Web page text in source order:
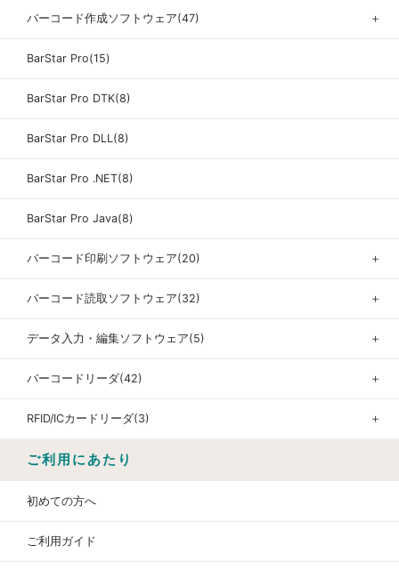
バーコード作成ソフトウェア(47) ＋
BarStar Pro(15)
BarStar Pro DTK(8)
BarStar Pro DLL(8)
BarStar Pro .NET(8)
BarStar Pro Java(8)
バーコード印刷ソフトウェア(20) ＋
バーコード読取ソフトウェア(32) ＋
データ入力・編集ソフトウェア(5) ＋
バーコードリーダ(42) ＋
RFID/ICカードリーダ(3) ＋
ご利用にあたり
初めての方へ
ご利用ガイド